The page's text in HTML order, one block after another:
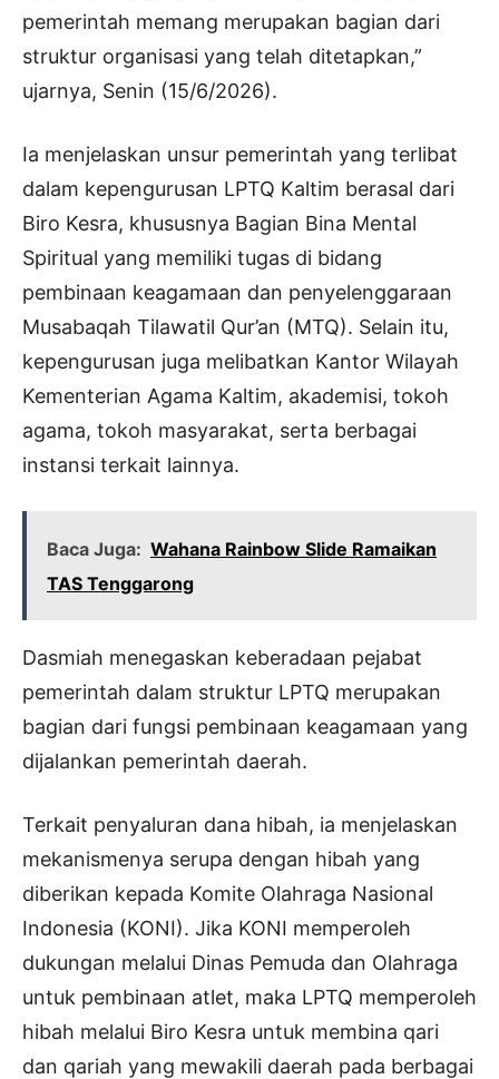
pemerintah memang merupakan bagian dari
struktur organisasi yang telah ditetapkan,”
ujarnya, Senin (15/6/2026).
Ia menjelaskan unsur pemerintah yang terlibat
dalam kepengurusan LPTQ Kaltim berasal dari
Biro Kesra, khususnya Bagian Bina Mental
Spiritual yang memiliki tugas di bidang
pembinaan keagamaan dan penyelenggaraan
Musabaqah Tilawatil Qur’an (MTQ). Selain itu,
kepengurusan juga melibatkan Kantor Wilayah
Kementerian Agama Kaltim, akademisi, tokoh
agama, tokoh masyarakat, serta berbagai
instansi terkait lainnya.
Baca Juga: Wahana Rainbow Slide Ramaikan
TAS Tenggarong
Dasmiah menegaskan keberadaan pejabat
pemerintah dalam struktur LPTQ merupakan
bagian dari fungsi pembinaan keagamaan yang
dijalankan pemerintah daerah.
Terkait penyaluran dana hibah, ia menjelaskan
mekanismenya serupa dengan hibah yang
diberikan kepada Komite Olahraga Nasional
Indonesia (KONI). Jika KONI memperoleh
dukungan melalui Dinas Pemuda dan Olahraga
untuk pembinaan atlet, maka LPTQ memperoleh
hibah melalui Biro Kesra untuk membina qari
dan qariah yang mewakili daerah pada berbagai